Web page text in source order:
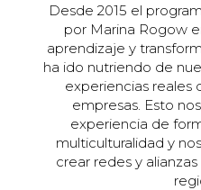
Desde 2015 el
por Marina Rogow
aprendizaje y
ha ido nutriendo de
experiencias reales
empresas. Esto
experiencia de
multiculturalidad y
crear redes y